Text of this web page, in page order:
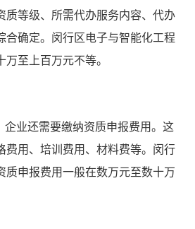
质等级、所需代办服务内容、代办
合确定。闵行区电子与智能化工程
至上百万元不等。
企业还需要缴纳资质申报费用。这
费用、培训费用、材料费等。闵行
质申报费用一般在数万元至数十万